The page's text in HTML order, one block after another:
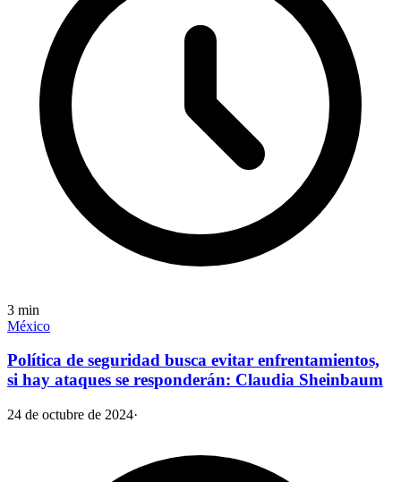
3 min
México
Política de seguridad busca evitar enfrentamientos,
si hay ataques se responderán: Claudia Sheinbaum
24 de octubre de 2024·